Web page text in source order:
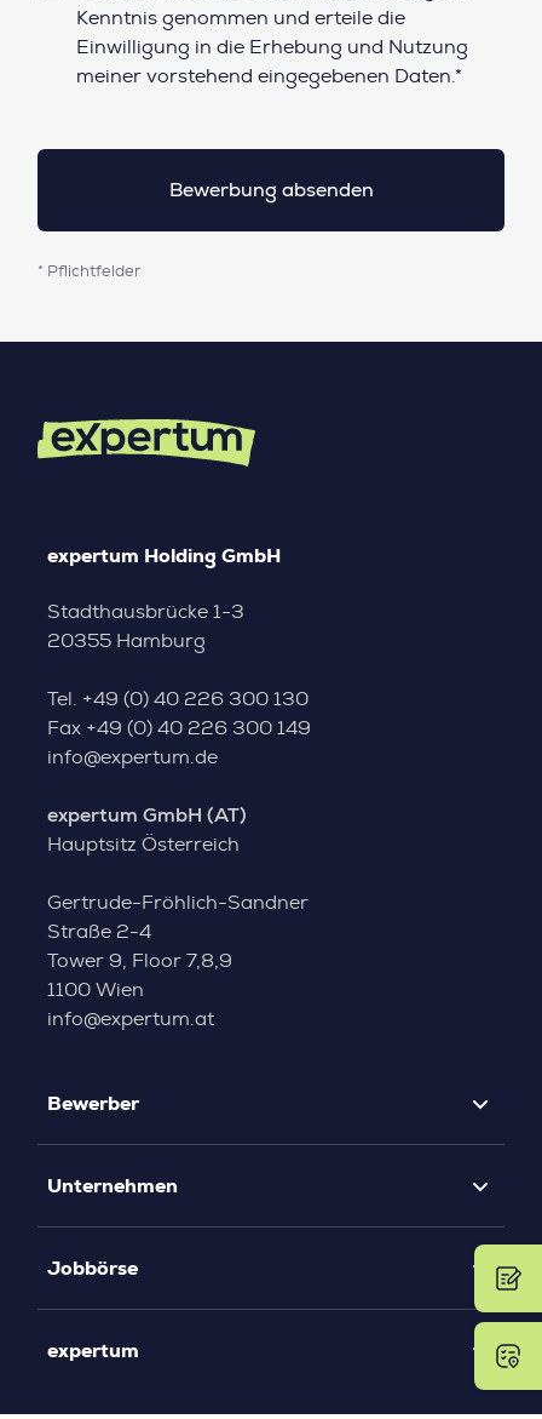
Datenschutz*
Kenntnis genommen und erteile die
Einwilligung in die Erhebung und Nutzung
meiner vorstehend eingegebenen Daten.*
* Pflichtfelder
expertum Holding GmbH
Stadthausbrücke 1-3
20355 Hamburg
Tel. +49 (0) 40 226 300 130
Fax +49 (0) 40 226 300 149
info@expertum.de
expertum GmbH (AT)
Hauptsitz Österreich
Gertrude-Fröhlich-Sandner
Straße 2-4
Tower 9, Floor 7,8,9
1100 Wien
info@expertum.at
Bewerber
Unternehmen
Jobbörse
expertum